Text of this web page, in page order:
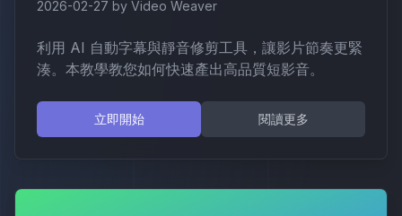
2026-02-27 by Video Weaver
利用 AI 自動字幕與靜音修剪工具，讓影片節奏更緊
湊。本教學教您如何快速產出高品質短影音。
立即開始 閱讀更多